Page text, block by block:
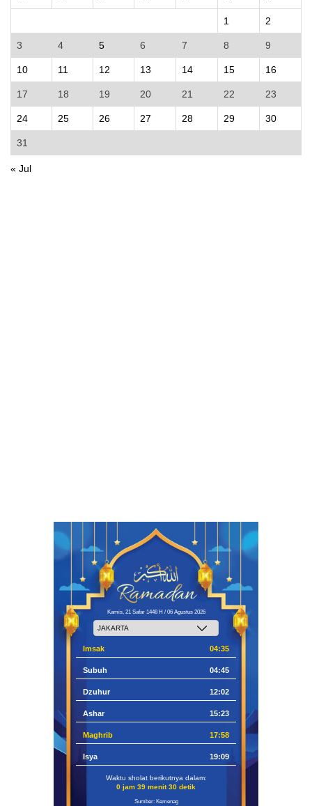
1 2
3 4 5 6 7 8 9
10 11 12 13 14 15 16
17 18 19 20 21 22 23
24 25 26 27 28 29 30
31
« Jul
Kamis, 21 Safar 1448 H / 06 Agustus 2026
Imsak 04:35
Subuh 04:45
Dzuhur 12:02
Ashar 15:23
Maghrib 17:58
Isya 19:09
Waktu sholat berikutnya dalam:
0 jam 39 menit 29 detik
Sumber: Kemenag